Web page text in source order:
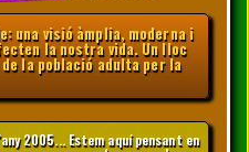
una visió àmplia, moderna i
la nostra vida. Un lloc
la població adulta per la
2005... Estem aquí pensant en